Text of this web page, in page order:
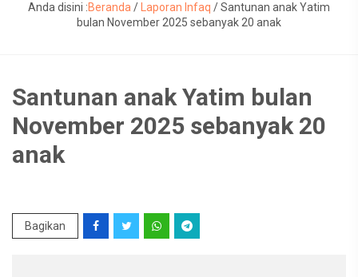
Anda disini :Beranda / Laporan Infaq /Santunan anak Yatim
bulan November 2025 sebanyak 20 anak
Santunan anak Yatim bulan
November 2025 sebanyak 20
anak
Bagikan